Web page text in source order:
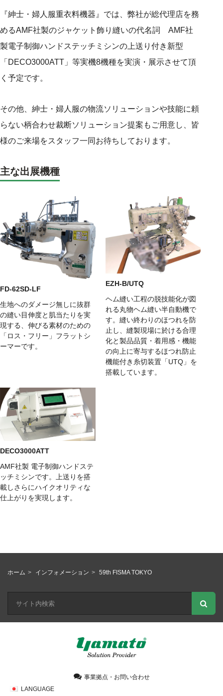
『紳士・婦人服重衣料機器』では、弊社が総代理店を務
めるAMF社製のジャケット飾り縫いの代名詞 AMF社
製電子制御ハンドステッチミシンの上送り付き新型
「DECO3000ATT」等実機8機種を実演・展示させて頂
く予定です。
その他、紳士・婦人服の物流ソリューションや技能に頼
らない柄合わせ裁断ソリューション提案もご用意し、皆
様のご来場をスタッフ一同お待ちしております。
主な出展機種
FD-62SD-LF
生地へのダメージ無しに抜群
の縫い目伸度と肌当たりを実
現する、伸びる素材のための
「ロス・フリー」フラットシ
ーマーです。
EZH-B/UTQ
ヘム縫い工程の脱技能化が図
れる丸物ヘム縫い半自動機で
す。縫い終わりのほつれを防
止し、縫製現場に於ける合理
化と製品品質・着用感・機能
の向上に寄与するほつれ防止
機能付き糸切装置「UTQ」を
搭載しています。
DECO3000ATT
AMF社製 電子制御ハンドステ
ッチミシンです。上送りを搭
載しさらにハイクオリティな
仕上がりを実現します。
ホーム インフォメーション 59th FISMA TOKYO
事業拠点・お問い合わせ
LANGUAGE